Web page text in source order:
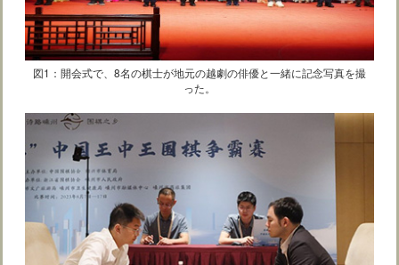
図1：開会式で、8名の棋士が地元の越劇の俳優と一緒に記念写真を撮
った。